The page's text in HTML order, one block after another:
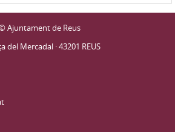
Ajuntament de Reus
del Mercadal · 43201 REUS